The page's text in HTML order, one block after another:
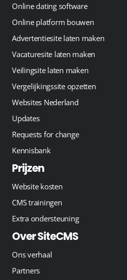
Online dating software
Online platform bouwen
Advertentiesite laten maken
Vacaturesite laten maken
Veilingsite laten maken
Vergelijkingssite opzetten
Websites Nederland
Updates
Requests for change
Kennisbank
Prijzen
Website kosten
CMS trainingen
Extra ondersteuning
Over SiteCMS
Ons verhaal
Partners